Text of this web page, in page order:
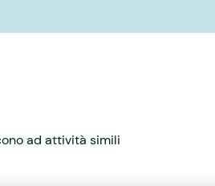
ad attività simili